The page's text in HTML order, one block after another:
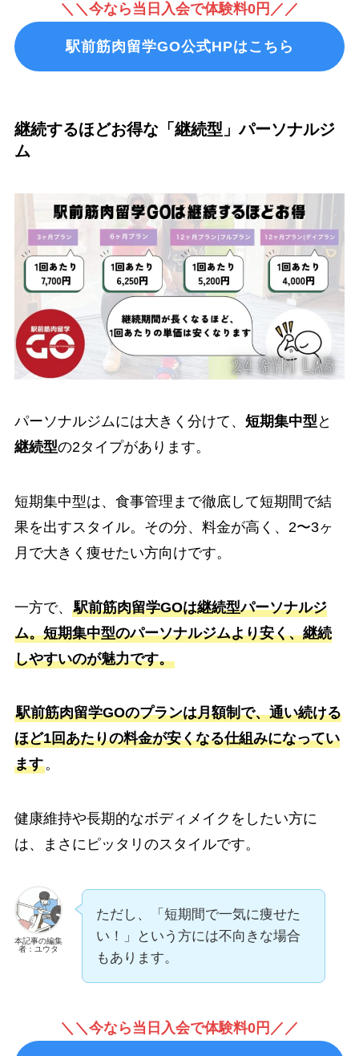
＼＼今なら当日入会で体験料0円／／
駅前筋肉留学GO公式HPはこちら
継続するほどお得な「継続型」パーソナルジ
ム
パーソナルジムには大きく分けて、 短期集中型 と
継続型の2タイプがあります。
短期集中型は、食事管理まで徹底して短期間で結
果を出すスタイル。その分、料金が高く、2〜3ヶ
月で大きく痩せたい方向けです。
一方で、 駅前筋肉留学GOは継続型パーソナルジ
ム。短期集中型のパーソナルジムより安く、継続
しやすいのが魅力です。
駅前筋肉留学GOのプランは月額制で、通い続ける
ほど1回あたりの料金が安くなる仕組みになってい
ます。
健康維持や長期的なボディメイクをしたい方に
は、まさにピッタリのスタイルです。
本記事の編集
者：ユウタ
ただし、「短期間で一気に痩せた
い！」という方には不向きな場合
もあります。
＼＼今なら当日入会で体験料0円／／